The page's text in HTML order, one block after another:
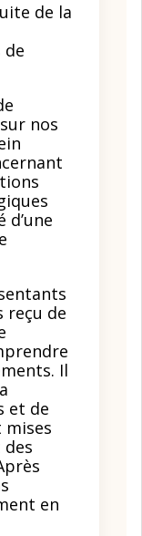
de la
de
nos
reçu de
Il
et de
mises
en